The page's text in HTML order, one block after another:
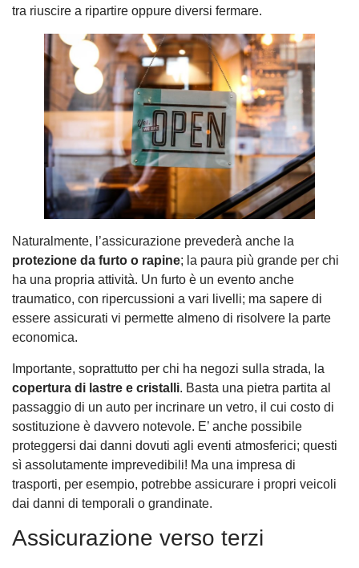
tra riuscire a ripartire oppure diversi fermare.
Naturalmente, l’assicurazione prevederà anche la
protezione da furto o rapine; la paura più grande per chi
ha una propria attività. Un furto è un evento anche
traumatico, con ripercussioni a vari livelli; ma sapere di
essere assicurati vi permette almeno di risolvere la parte
economica.
Importante, soprattutto per chi ha negozi sulla strada, la
copertura di lastre e cristalli. Basta una pietra partita al
passaggio di un auto per incrinare un vetro, il cui costo di
sostituzione è davvero notevole. E’ anche possibile
proteggersi dai danni dovuti agli eventi atmosferici; questi
sì assolutamente imprevedibili! Ma una impresa di
trasporti, per esempio, potrebbe assicurare i propri veicoli
dai danni di temporali o grandinate.
Assicurazione verso terzi